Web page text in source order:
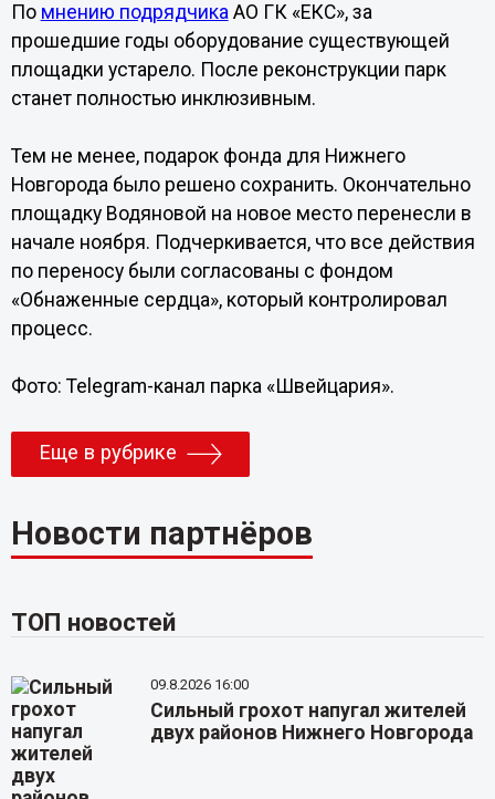
По мнению подрядчикаАО ГК «ЕКС», за
прошедшие годы оборудование существующей
площадки устарело. После реконструкции парк
станет полностью инклюзивным.
Тем не менее, подарок фонда для Нижнего
Новгорода было решено сохранить. Окончательно
площадку Водяновой на новое место перенесли в
начале ноября. Подчеркивается, что все действия
по переносу были согласованы с фондом
«Обнаженные сердца», который контролировал
процесс.
Фото: Telegram-канал парка «Швейцария».
Еще в рубрике
Новости партнёров
ТОП новостей
09.8.2026 16:00
Сильный грохот напугал жителей
двух районов Нижнего Новгорода